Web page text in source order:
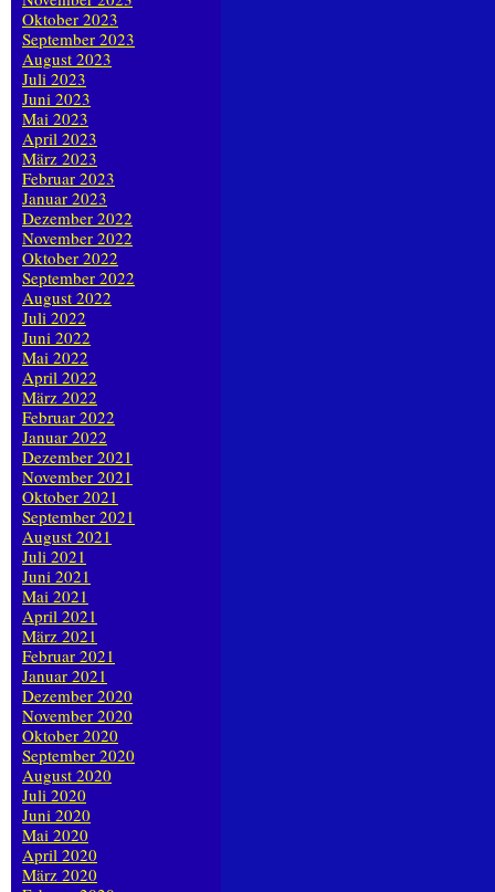
Oktober 2023
September 2023
August 2023
Juli 2023
Juni 2023
Mai 2023
April 2023
März 2023
Februar 2023
Januar 2023
Dezember 2022
November 2022
Oktober 2022
September 2022
August 2022
Juli 2022
Juni 2022
Mai 2022
April 2022
März 2022
Februar 2022
Januar 2022
Dezember 2021
November 2021
Oktober 2021
September 2021
August 2021
Juli 2021
Juni 2021
Mai 2021
April 2021
März 2021
Februar 2021
Januar 2021
Dezember 2020
November 2020
Oktober 2020
September 2020
August 2020
Juli 2020
Juni 2020
Mai 2020
April 2020
März 2020